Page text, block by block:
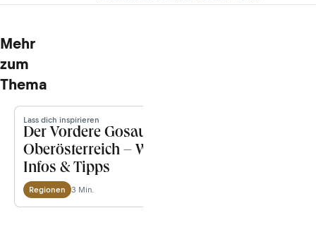
Mehr
zum
Thema
Lass dich inspirieren
Der Vordere Gosausee in
Oberösterreich – Wanderungen,
Infos & Tipps
Regionen 3 Min.